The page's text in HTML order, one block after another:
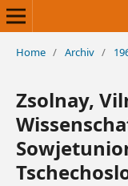
Home / Archiv /
Zsolnay,